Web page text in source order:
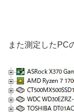
また測定したPC